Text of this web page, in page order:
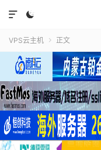


VPS云主机  正文